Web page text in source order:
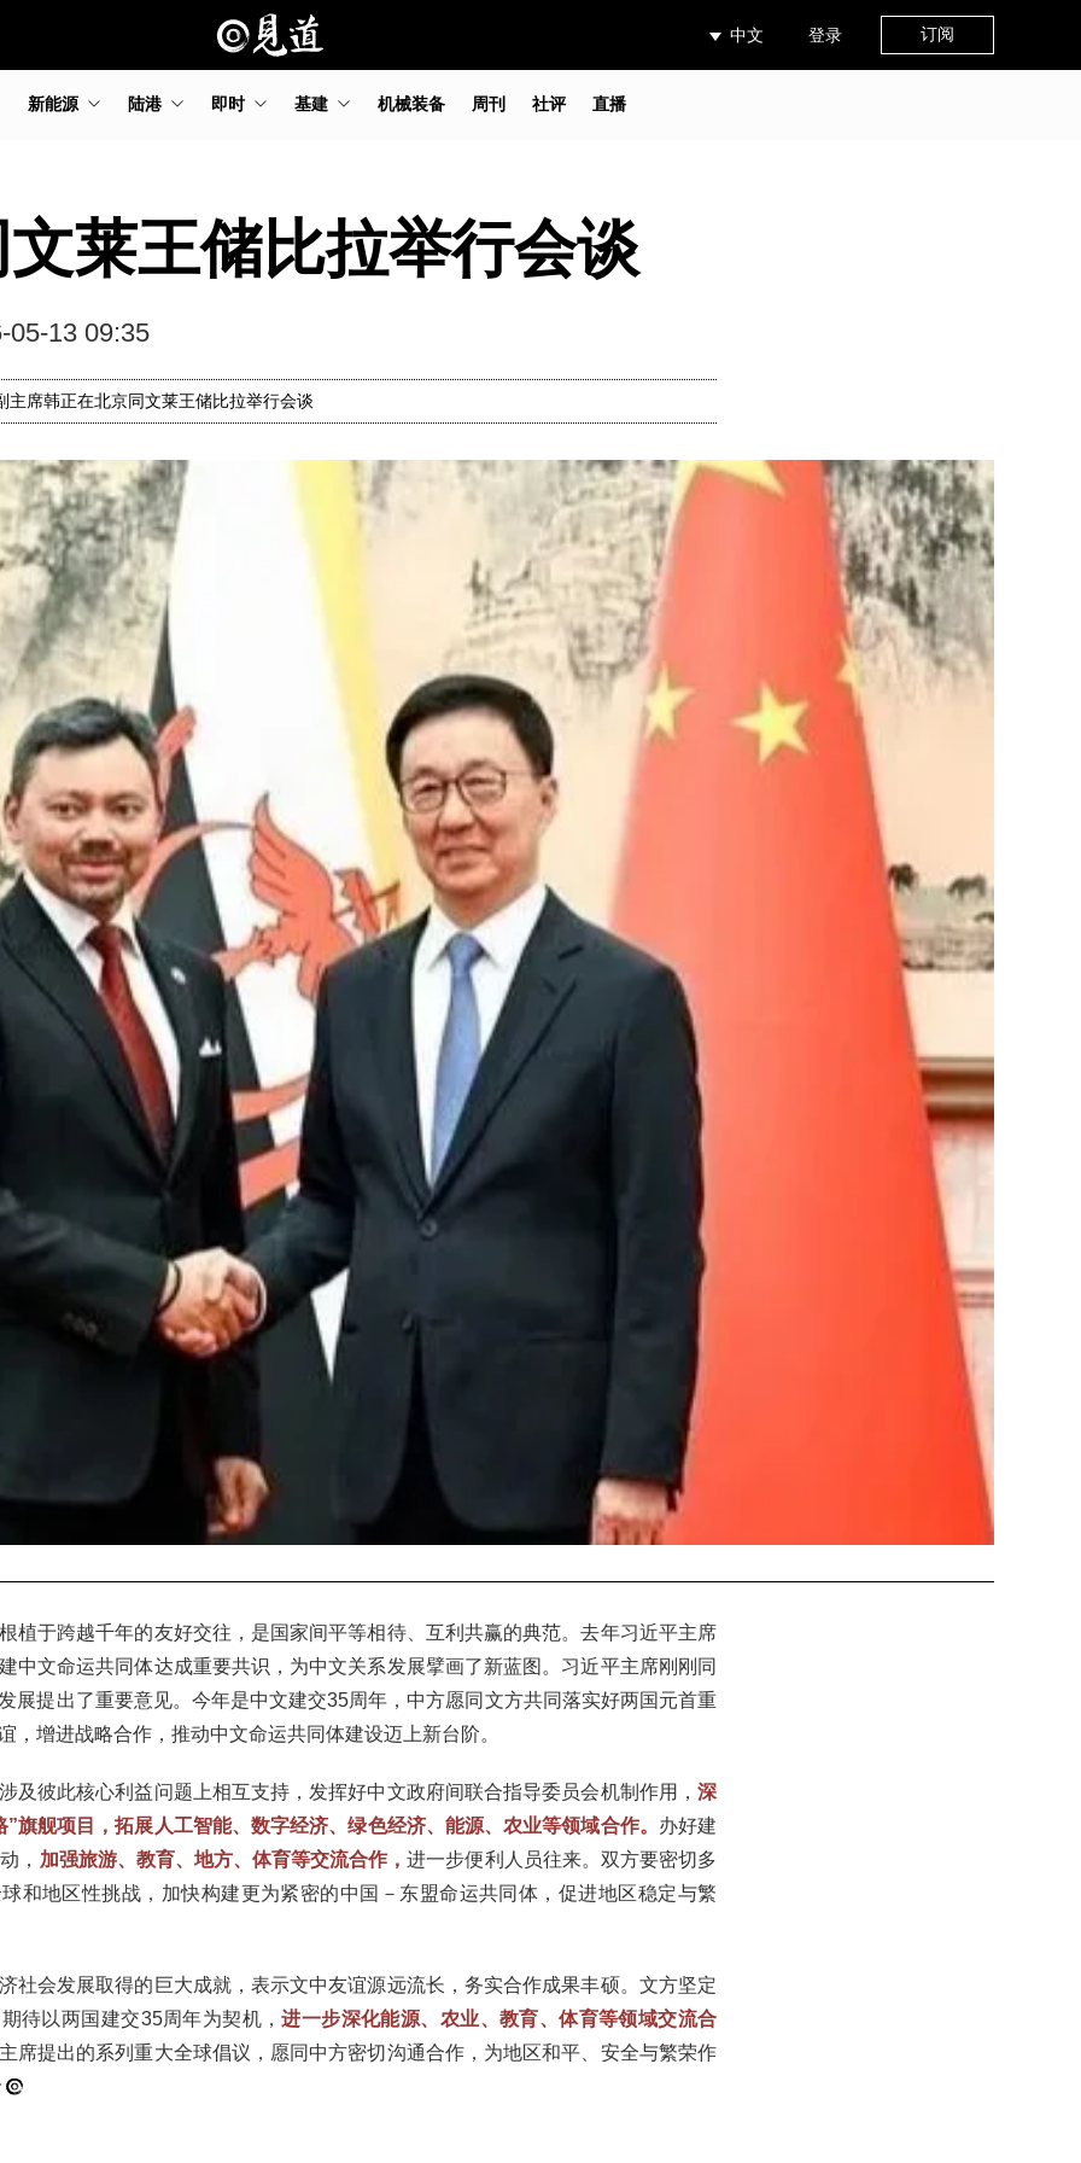
中文 登录 订阅
新能源 陆港 即时 基建 机械装备 周刊 社评 直播
莱王储比拉举行会谈
05-13 09:35
主席韩正在北京同文莱王储比拉举行会谈
植于跨越千年的友好交往，是国家间平等相待、互利共赢的典范。去年习近平主席
中文命运共同体达成重要共识，为中文关系发展擘画了新蓝图。习近平主席刚刚同
展提出了重要意见。今年是中文建交35周年，中方愿同文方共同落实好两国元首重
，增进战略合作，推动中文命运共同体建设迈上新台阶。
及彼此核心利益问题上相互支持，发挥好中文政府间联合指导委员会机制作用， 深
旗舰项目，拓展人工智能、数字经济、绿色经济、能源、农业等领域合作。 办好建
， 加强旅游、教育、地方、体育等交流合作，进一步便利人员往来。双方要密切多
和地区性挑战，加快构建更为紧密的中国－东盟命运共同体，促进地区稳定与繁
社会发展取得的巨大成就，表示文中友谊源远流长，务实合作成果丰硕。文方坚定
待以两国建交35周年为契机，进一步深化能源、农业、教育、体育等领域交流合
席提出的系列重大全球倡议，愿同中方密切沟通合作，为地区和平、安全与繁荣作